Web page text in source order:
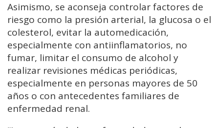
Asimismo, se aconseja controlarfactores de
riesgo como la presión arterial, la glucosa o el
colesterol, evitar la automedicación,
especialmente con antiinflamatorios, no
fumar, limitar el consumo de alcohol y
realizar revisiones médicas periódicas,
especialmente en personas mayores de 50
años o con antecedentes familiares de
enfermedad renal.